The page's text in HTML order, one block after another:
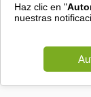
1 resultado